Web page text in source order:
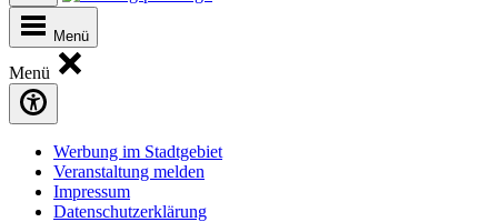
Menü
Menü
Werbung im Stadtgebiet
Veranstaltung melden
Impressum
Datenschutzerklärung